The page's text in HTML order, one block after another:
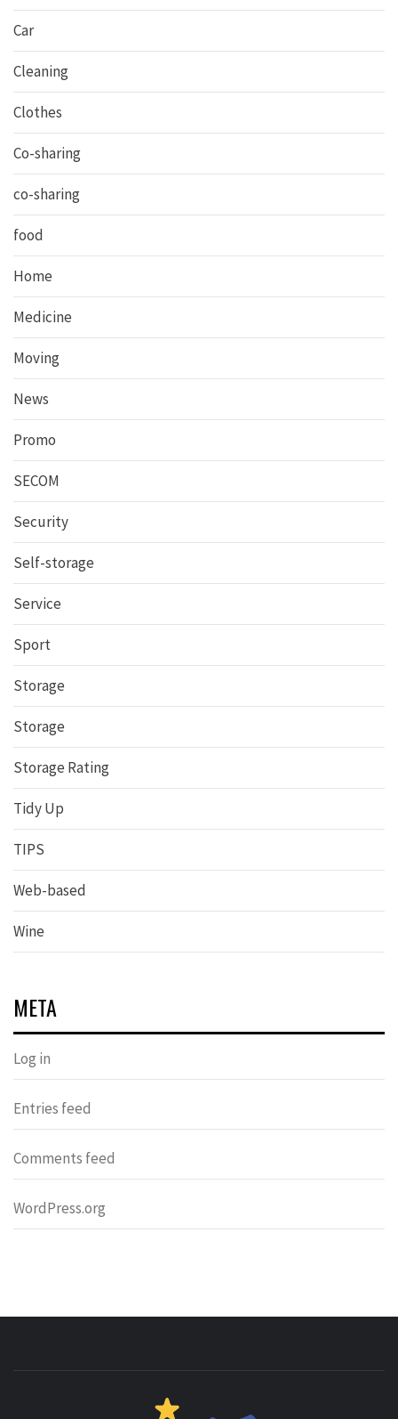
Car
Cleaning
Clothes
Co-sharing
co-sharing
food
Home
Medicine
Moving
News
Promo
SECOM
Security
Self-storage
Service
Sport
Storage
Storage
Storage Rating
Tidy Up
TIPS
Web-based
Wine
META
Log in
Entries feed
Comments feed
WordPress.org